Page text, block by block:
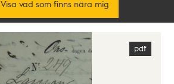
Visa vad som finns nära mig